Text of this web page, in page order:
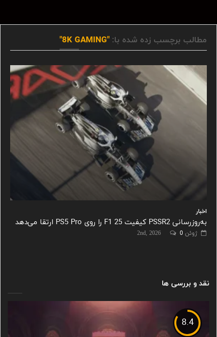
مطالب برچسب زده شده با: "8K GAMING"
اخبار
به‌روزرسانی PSSR2 کیفیت F1 25 را روی PS5 Pro ارتقا می‌دهد
ژوئن 2nd, 2026 0
نقد و بررسی ها
8.4